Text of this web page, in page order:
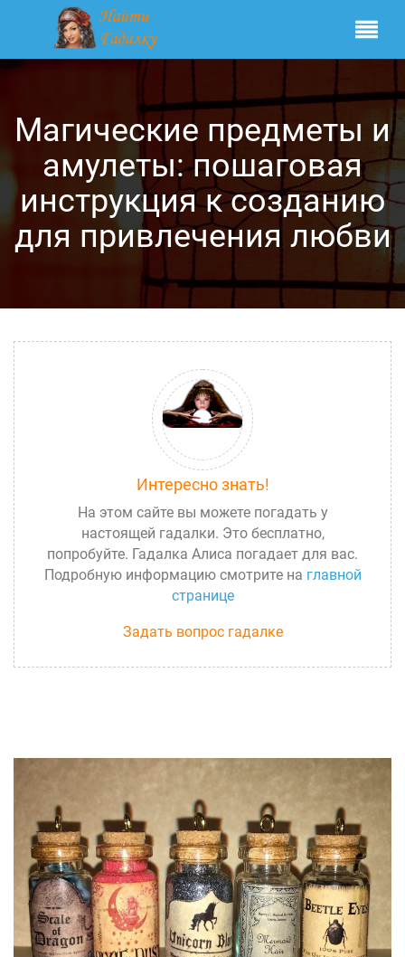
Магические предметы и
амулеты: пошаговая
инструкция к созданию
для привлечения любви
Интересно знать!
На этом сайте вы можете погадать у
настоящей гадалки. Это бесплатно,
попробуйте. Гадалка Алиса погадает для вас.
Подробную информацию смотрите на главной
странице
Задать вопрос гадалке